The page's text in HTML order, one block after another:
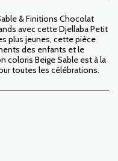
& Finitions Chocolat
avec cette Djellaba Petit
plus jeunes, cette pièce
des enfants et le
coloris Beige Sable est à la
toutes les célébrations.